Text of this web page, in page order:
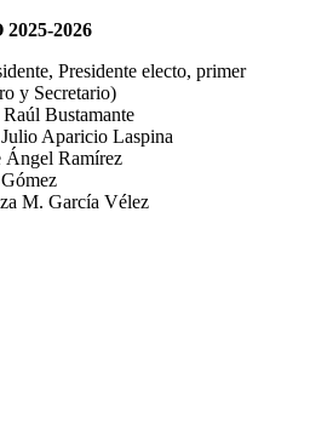
2026
Presidente electo, primer
y Secretario)
Bustamante
Aparicio Laspina
Ángel Ramírez
M. García Vélez